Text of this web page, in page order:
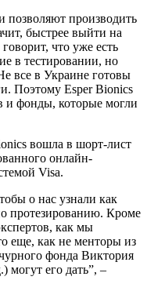
производить
быстрее выйти на
что уже есть
в тестировании, но
все в Украине готовы
Поэтому Esper Bionics
и фонды, которые могли
вошла в шорт-лист
онлайн-
Visa.
о нас узнали как
протезированию. Кроме
как мы
еще, как не менторы из
фонда Виктория
могут его дать”, –